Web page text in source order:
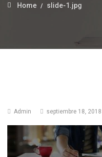
Home slide-1.jpg
Admin septiembre 18, 2018